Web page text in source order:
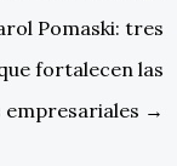
Pomaski: tres
fortalecen las
empresariales →